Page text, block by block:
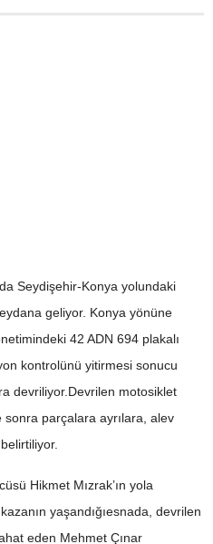
Seydişehir-Konya yolundaki
geliyor. Konya yönüne
42 ADN 694 plakalı
kontrolünü yitirmesi sonucu
devriliyor.Devrilen motosiklet
parçalara ayrılara, alev
Hikmet Mızrak’ın yola
yaşandığıesnada, devrilen
eden Mehmet Çınar